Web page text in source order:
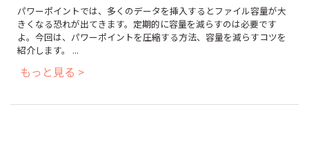
パワーポイントでは、多くのデータを挿入するとファイル容量が大
きくなる恐れが出てきます。定期的に容量を減らすのは必要です
よ。今回は、パワーポイントを圧縮する方法、容量を減らすコツを
紹介します。 ...
もっと見る >